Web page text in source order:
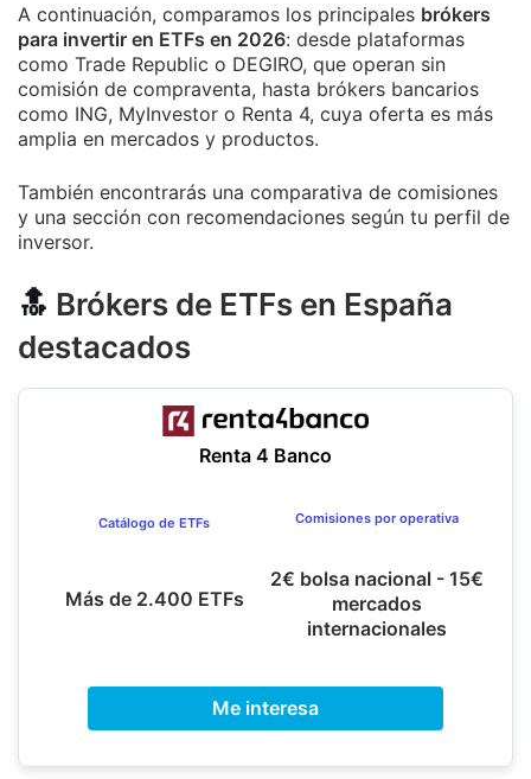
A continuación, comparamos los principales brókers
para invertir en ETFs en 2026: desde plataformas
como Trade Republic o DEGIRO, que operan sin
comisión de compraventa, hasta brókers bancarios
como ING, MyInvestor o Renta 4, cuya oferta es más
amplia en mercados y productos.
También encontrarás una comparativa de comisiones
y una sección con recomendaciones según tu perfil de
inversor.
🔝 Brókers de ETFs en España
destacados
Renta 4 Banco
Catálogo de ETFs
Más de 2.400 ETFs
Comisiones por operativa
2€ bolsa nacional - 15€
mercados
internacionales
Me interesa